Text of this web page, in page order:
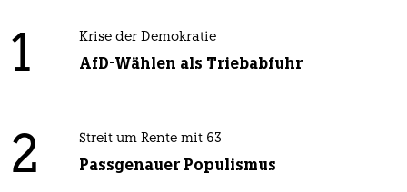
1 Krise der Demokratie
AfD-Wählen als Triebabfuhr
2 Streit um Rente mit 63
Passgenauer Populismus